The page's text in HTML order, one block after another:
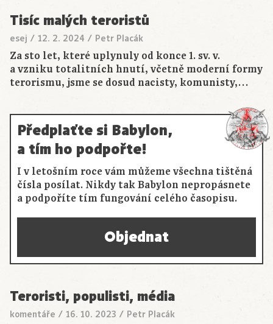
Tisíc malých teroristů
esej / 12. 2. 2024 / Petr Placák
Za sto let, které uplynuly od konce 1. sv. v.
a vzniku totalitních hnutí, včetně moderní formy
terorismu, jsme se dosud nacisty, komunisty,…
Předplaťte si Babylon,
a tím ho podpořte!
I v letošním roce vám můžeme všechna tištěná
čísla posílat. Nikdy tak Babylon nepropásnete
a podpoříte tím fungování celého časopisu.
Objednat
Teroristi, populisti, média
komentáře / 16. 10. 2023 / Petr Placák